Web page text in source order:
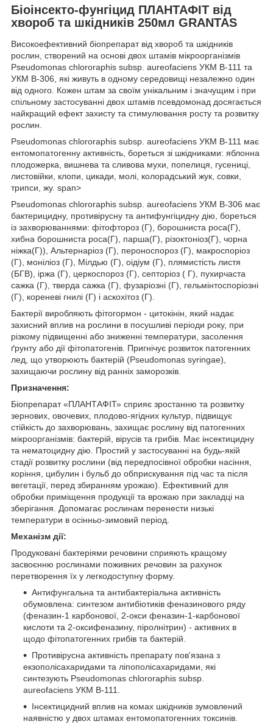
Біоінсекто-фунгіцид ПЛАНТАФІТ від
хвороб та шкідників 250мл GRANTAS
Високоефективний біопрепарат від хвороб та шкідників
рослин, створений на основі двох штамів мікроорганізмів
Pseudomonas chlororaphis subsp. aureofaciens УКМ В-111 та
УКМ В-306, які живуть в одному середовищі незалежно один
від одного. Кожен штам за своїм унікальним і значущим і при
спільному застосуванні двох штамів псевдомонад досягається
найкращий ефект захисту та стимулювання росту та розвитку
рослин.
Pseudomonas chlororaphis subsp. aureofaciens УКМ В-111 має
ентомопатогенну активність, бореться зі шкідниками: яблонна
плодожерка, вишнева та сливова мухи, попелиця, гусениці,
листовійки, клопи, цикади, молі, колорадський жук, совки,
трипси, жу. span>
Pseudomonas chlororaphis subsp. aureofaciens УКМ В-306 має
бактерицидну, противірусну та антифунгіцидну дію, бореться
із захворюваннями: фітофтороз (Г), борошниста роса(Г),
хибна борошниста роса(Г), парша(Г), різоктоніоз(Г), чорна
ніжка(Г)), Альтернаріоз (Г), пероноспороз (Г), макроспоріоз
(Г), моніліоз (Г), Мілдью (Г), оідіум (Г), плямистість листя
(БГВ), іржа (Г), церкоспороз (Г), септоріоз ( Г), пухирчаста
сажка (Г), тверда сажка (Г), фузаріозні (Г), гельмінтоспоріозні
(Г), кореневі гнилі (Г) і аскохітоз (Г).
Бактерії виробляють фітогормон - цитокінін, який надає
захисний вплив на рослини в посушливі періоди року, при
різкому підвищенні або зниженні температури, засолення
ґрунту або дії фітопатогенів. Пригнічує розвиток патогенних
лед, що утворюють бактерій (Pseudomonas syringae),
захищаючи рослину від ранніх заморозків.
Призначення:
Біопрепарат «ПЛАНТАФІТ» сприяє зростанню та розвитку
зернових, овочевих, плодово-ягідних культур, підвищує
стійкість до захворювань, захищає рослину від патогенних
мікроорганізмів: бактерій, вірусів та грибів. Має інсектицидну
та нематоцидну дію. Простий у застосуванні на будь-якій
стадії розвитку рослини (від передпосівної обробки насіння,
коріння, цибулин і бульб до обприскування під час та після
вегетації, перед збиранням урожаю). Ефективний для
обробки приміщення продукції та врожаю при закладці на
зберігання. Допомагає рослинам перенести низькі
температури в осінньо-зимовий період.
Механізм дії:
Продуковані бактеріями речовини сприяють кращому
засвоєнню рослинами поживних речовин за рахунок
перетворення їх у легкодоступну форму.
Антифунгальна та антибактеріальна активність
обумовлена: синтезом антибіотиків феназинового ряду
(феназин-1 карбонової, 2-окси феназин-1-карбонової
кислоти та 2-оксифеназину, піролнітрин) - активних в
щодо фітопатогенних грибів та бактерій.
Противірусна активність препарату пов'язана з
екзополісахаридами та ліпополісахаридами, які
синтезують Pseudomonas chlororaphis subsp.
aureofaciens УКМ В-111.
Інсектицидний вплив на комах шкідників зумовлений
наявністю у двох штамах ентомопатогенних токсинів.